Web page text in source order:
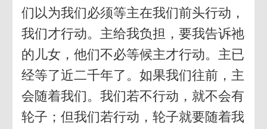
们以为我们必须等主在我们前头行动，
我们才行动。主给我负担，要我告诉祂
的儿女，他们不必等候主才行动。主已
经等了近二千年了。如果我们往前，主
会随着我们。我们若不行动，就不会有
轮子；但我们若行动，轮子就要随着我